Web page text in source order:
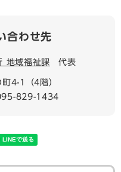
合わせ先
地域福祉課 代表
4-1（4階）
829-1434